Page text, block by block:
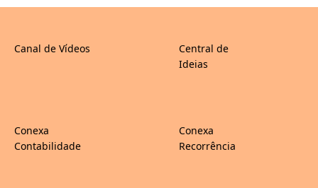
Canal de Vídeos
Central de
Ideias
Conexa
Contabilidade
Conexa
Recorrência